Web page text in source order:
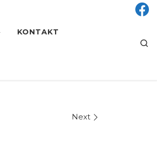
KONTAKT
Next